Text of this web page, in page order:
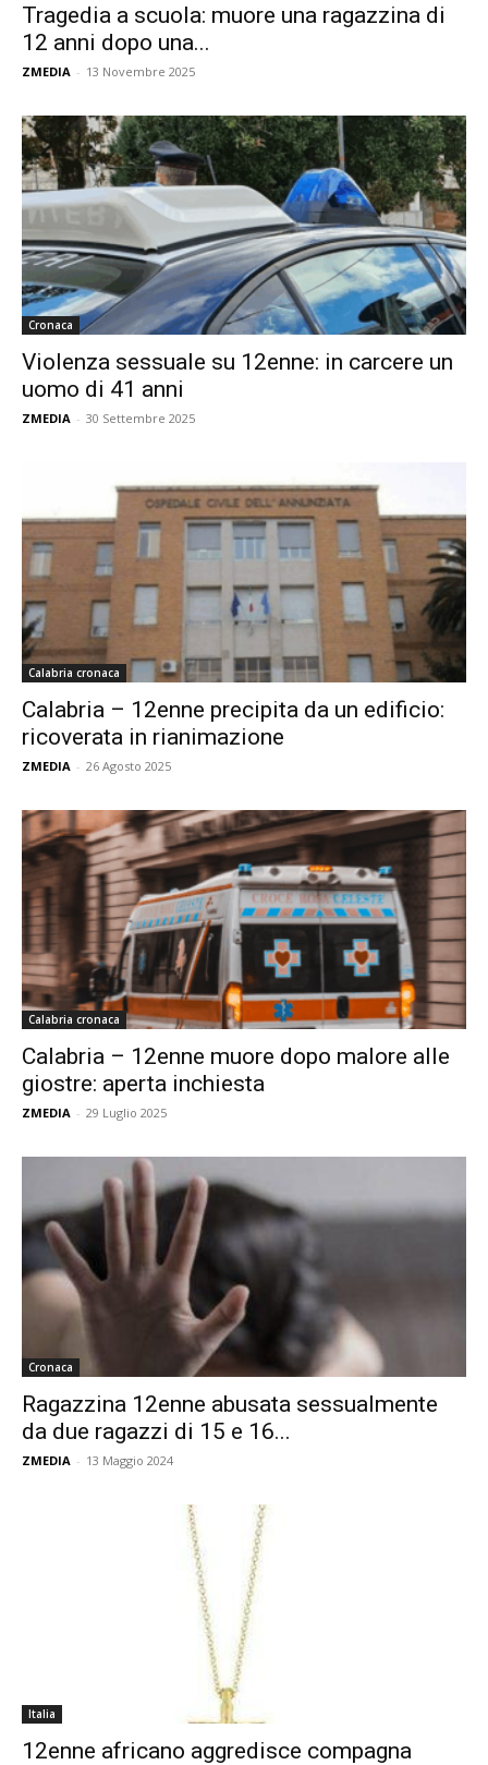
Tragedia a scuola: muore una ragazzina di
12 anni dopo una...
ZMEDIA - 13 Novembre 2025
Cronaca
Violenza sessuale su 12enne: in carcere un
uomo di 41 anni
ZMEDIA - 30 Settembre 2025
Calabria cronaca
Calabria – 12enne precipita da un edificio:
ricoverata in rianimazione
ZMEDIA - 26 Agosto 2025
Calabria cronaca
Calabria – 12enne muore dopo malore alle
giostre: aperta inchiesta
ZMEDIA - 29 Luglio 2025
Cronaca
Ragazzina 12enne abusata sessualmente
da due ragazzi di 15 e 16...
ZMEDIA - 13 Maggio 2024
Italia
12enne africano aggredisce compagna